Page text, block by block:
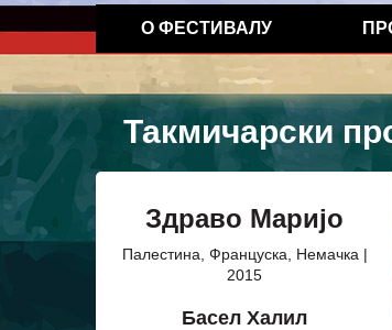
О ФЕСТИВАЛУ
Такмичарски
Здраво Маријо
Палестина, Француска, Немачка |
2015
Басел Халил